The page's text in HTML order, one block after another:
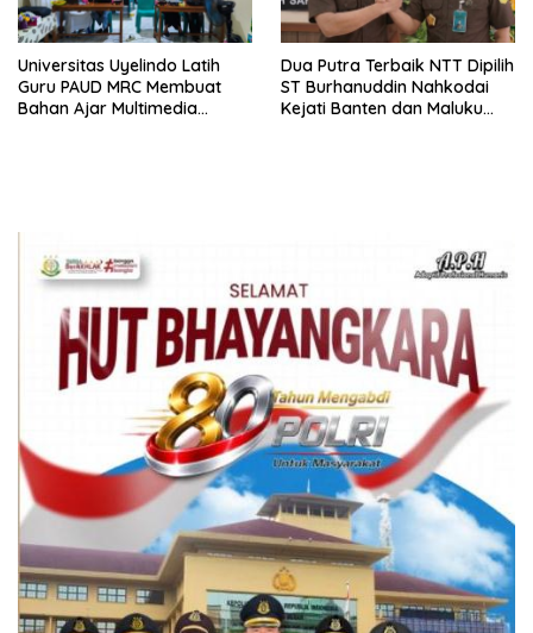
Universitas Uyelindo Latih
Guru PAUD MRC Membuat
Bahan Ajar Multimedia
Dua Putra Terbaik NTT Dipilih
ST Burhanuddin Nahkodai
Kejati Banten dan Maluku